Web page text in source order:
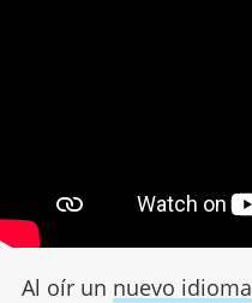
Al oír un nuevo idioma